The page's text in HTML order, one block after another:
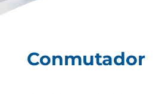
Conmutador